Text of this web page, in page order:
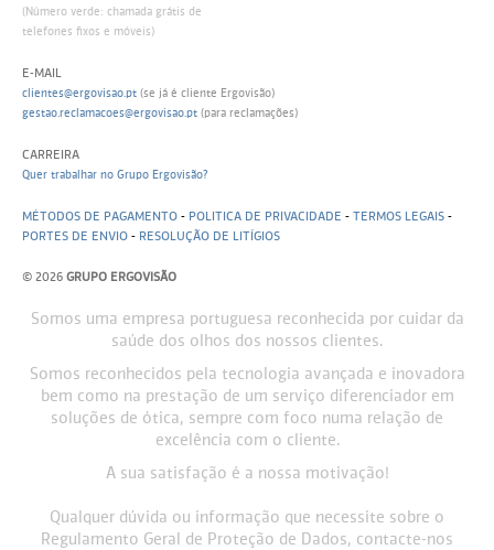
(Número verde: chamada grátis de
telefones fixos e móveis)
E-MAIL
clientes@ergovisao.pt (se já é cliente Ergovisão)
gestao.reclamacoes@ergovisao.pt (para reclamações)
CARREIRA
Quer trabalhar no Grupo Ergovisão?
MÉTODOS DE PAGAMENTO - POLITICA DE PRIVACIDADE - TERMOS LEGAIS -
PORTES DE ENVIO - RESOLUÇÃO DE LITÍGIOS
© 2026 GRUPO ERGOVISÃO
Somos uma empresa portuguesa reconhecida por cuidar da
saúde dos olhos dos nossos clientes.
Somos reconhecidos pela tecnologia avançada e inovadora
bem como na prestação de um serviço diferenciador em
soluções de ótica, sempre com foco numa relação de
excelência com o cliente.
A sua satisfação é a nossa motivação!
Qualquer dúvida ou informação que necessite sobre o
Regulamento Geral de Proteção de Dados, contacte-nos